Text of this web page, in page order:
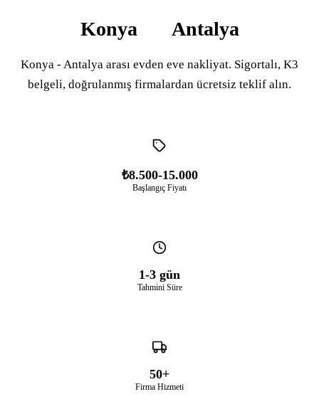
Konya Antalya
Konya - Antalya arası evden eve nakliyat. Sigortalı, K3
belgeli, doğrulanmış firmalardan ücretsiz teklif alın.
₺8.500-15.000
Başlangıç Fiyatı
1-3 gün
Tahmini Süre
50+
Firma Hizmeti